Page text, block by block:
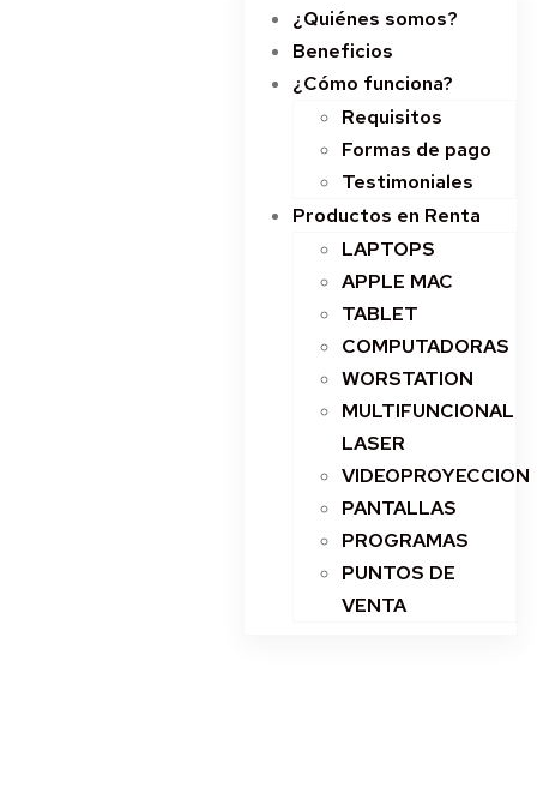
¿Quiénes somos?
Beneficios
¿Cómo funciona?
Requisitos
Formas de pago
Testimoniales
Productos en Renta
LAPTOPS
APPLE MAC
TABLET
COMPUTADORAS
WORSTATION
MULTIFUNCIONAL
LASER
VIDEOPROYECCION
PANTALLAS
PROGRAMAS
PUNTOS DE
VENTA